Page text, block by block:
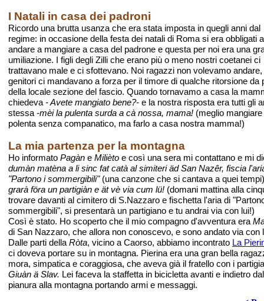
I Natali in casa dei padroni
Ricordo una brutta usanza che era stata imposta in quegli anni dal
regime: in occasione della festa dei natali di Roma si era obbligati
andare a mangiare a casa del padrone e questa per noi era una
umiliazione. I figli degli Zilli che erano più o meno nostri coetanei ci
trattavano male e ci sfottevano. Noi ragazzi non volevamo
genitori ci mandavano a forza per il timore di qualche ritorsione da
della locale sezione del fascio. Quando tornavamo a casa la
chiedeva - Avete mangiato bene?- e la nostra risposta era tutti gli
stessa -mèi la pulenta surda a cà nossa, mama! (meglio mangiare
polenta senza companatico, ma farlo a casa nostra mamma!)
La mia partenza per la montagna
Ho informato Pagàn e Milièto e così una sera mi contattano e mi
dumàn matèna a li sinc fat catà al simiteri äd San Nazêr, fiscia
"Partono i sommergibili"(una canzone che si cantava a quei
grarà föra un partigiàn e ät vè via cum lü! (domani mattina alla
trovare davanti al cimitero di S.Nazzaro e fischetta l'aria di
sommergibili", si presentarà un partigiano e tu andrai via con lui!)
Così è stato. Ho scoperto che il mio compagno d'avventura era
di San Nazzaro, che allora non conoscevo, e sono andato via con
Dalle parti della Ròta, vicino a Caorso, abbiamo incontrato La
ci doveva portare su in montagna. Pierina era una gran bella
mora, simpatica e coraggiosa, che aveva già il fratello con i
Giuàn ä Slav. Lei faceva la staffetta in bicicletta avanti e indietro
pianura alla montagna portando armi e messaggi.